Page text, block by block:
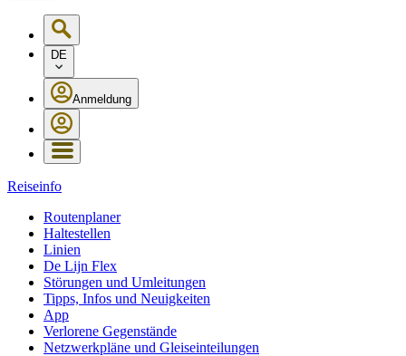
DE
Anmeldung
Reiseinfo
Routenplaner
Haltestellen
Linien
De Lijn Flex
Störungen und Umleitungen
Tipps, Infos und Neuigkeiten
App
Verlorene Gegenstände
Netzwerkpläne und Gleiseinteilungen